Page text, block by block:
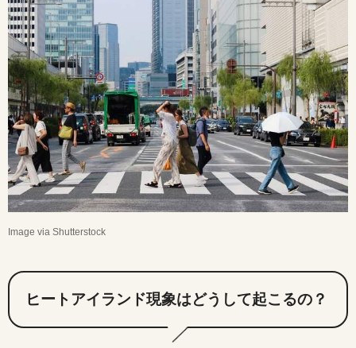
Image via Shutterstock
ヒートアイランド現象はどうして起こるの？